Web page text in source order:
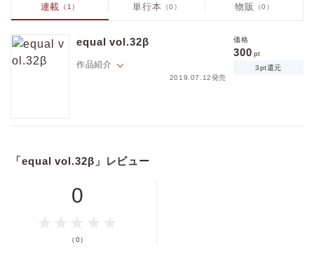
連載 （1） 単行本 （0） 物販 （0）
equal vol.32β
作品紹介
2019.07.12発売
価格
300 pt
3pt還元
☆ラインナップ☆
麦生まいこ「きみは夜に嘘を吐く」vol.2
しおからにがい「偲る想いが牙をむく」vol.2
「equal vol.32β」レビュー
0
（0）